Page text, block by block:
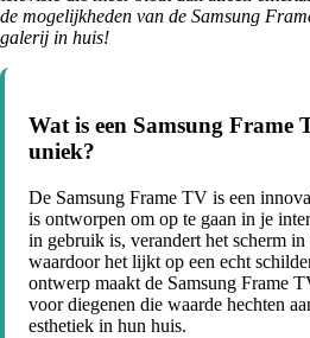
de mogelijkheden van de Samsung
galerij in huis!
Wat is een Samsung Frame
uniek?
De Samsung Frame TV is een
is ontworpen om op te gaan in je
in gebruik is, verandert het scherm
waardoor het lijkt op een echt
ontwerp maakt de Samsung Frame
voor diegenen die waarde hechten
esthetiek in hun huis.